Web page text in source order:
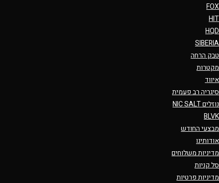
FOX
HIT
HQD
SIBERIA
טבק הרחה
מקטרות
איווד
סיגריה רב פעמית
נוזלים NIC SALT
BLVK
מבצעי החודש
אודותינו
מדיניות משלוחים
סל קניות
מדיניות פרטיות